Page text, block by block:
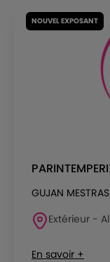
NOUVEL EXPOSANT
GUJAN
Extérieur -
En savoir +